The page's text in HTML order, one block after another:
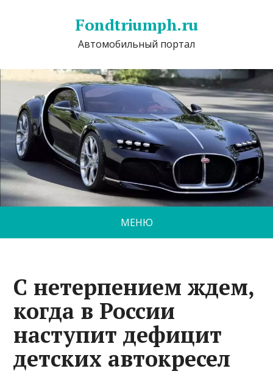
Fondtriumph.ru
Автомобильный портал
МЕНЮ
С нетерпением ждем,
когда в России
наступит дефицит
детских автокресел